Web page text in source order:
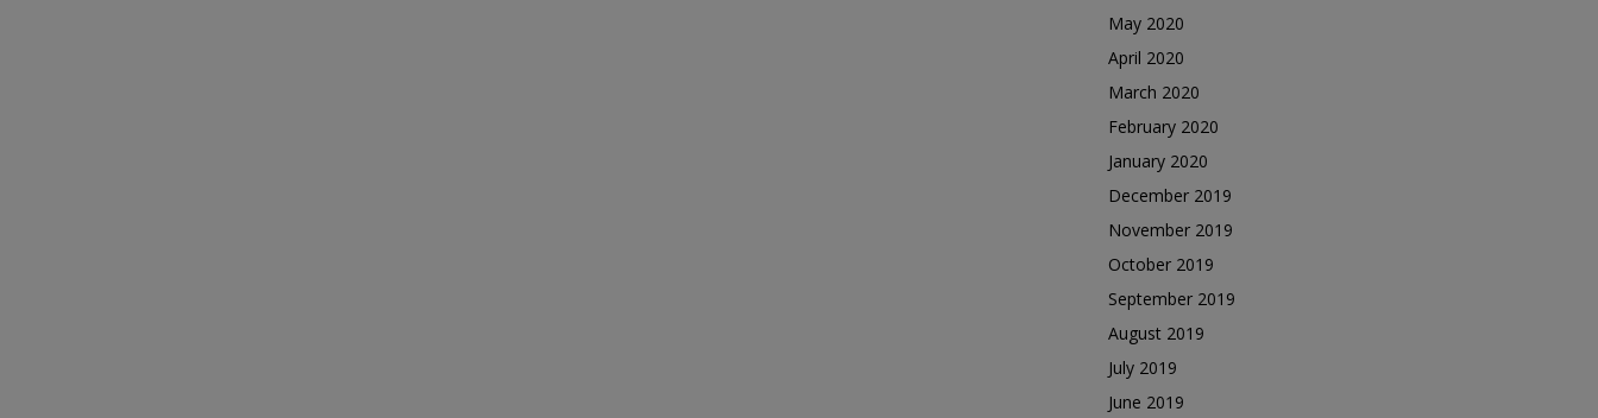
May 2020
April 2020
March 2020
February 2020
January 2020
December 2019
November 2019
October 2019
September 2019
August 2019
July 2019
June 2019